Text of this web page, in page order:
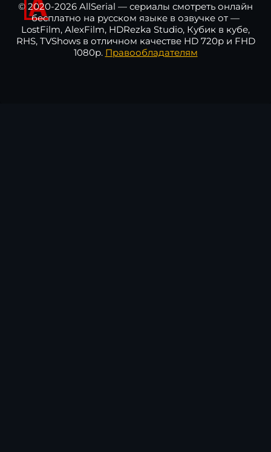
© 2020-2026 AllSerial — сериалы смотреть онлайн
бесплатно на русском языке в озвучке от —
LostFilm, AlexFilm, HDRezka Studio, Кубик в кубе,
RHS, TVShows в отличном качестве HD 720p и FHD
1080p. Правообладателям